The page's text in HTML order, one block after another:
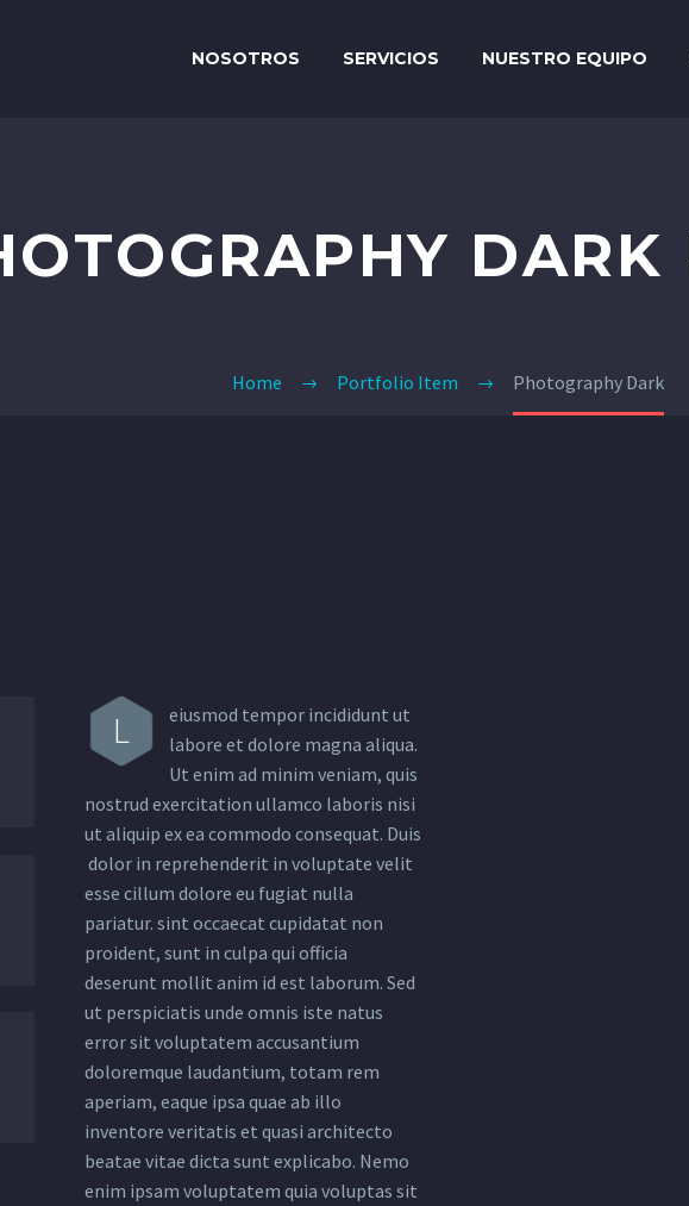
NOSOTROS SERVICIOS NUESTRO EQUIPO
DARK
Home Portfolio Item Photography Dark
L
eiusmod tempor incididunt ut
labore et dolore magna aliqua.
Ut enim ad minim veniam, quis
nostrud exercitation ullamco laboris nisi
ut aliquip ex ea commodo consequat. Duis
dolor in reprehenderit in voluptate velit
esse cillum dolore eu fugiat nulla
pariatur. sint occaecat cupidatat non
proident, sunt in culpa qui officia
deserunt mollit anim id est laborum. Sed
ut perspiciatis unde omnis iste natus
error sit voluptatem accusantium
doloremque laudantium, totam rem
aperiam, eaque ipsa quae ab illo
inventore veritatis et quasi architecto
beatae vitae dicta sunt explicabo. Nemo
enim ipsam voluptatem quia voluptas sit